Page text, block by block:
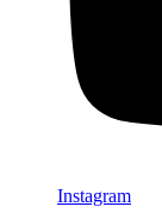
Instagram